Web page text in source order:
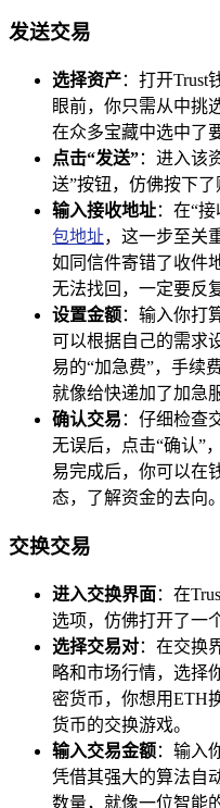
发送交易
选择资产：打开Trust
眼前，你只需从中挑
在众多宝藏中选中了
点击“发送”：进入该
送”按钮，仿佛按下了
输入接收地址：在“
包地址，这一步至关
如同信件寄错了收件
无法找回，一定要反
设置金额：输入你打
可以根据自己的需求
易的“加急费”，手续
就像给快递加了加急
确认交易 ：仔细检查
无误后，点击“确认”
易完成后，你可以在
态，了解资金的去向。
交换交易
进入交换界面：在
选项，仿佛打开了一
选择交易对：在交换
略和市场行情，选择
密货币，你想用ETH
货币的交换游戏。
输入交易金额：输入
凭借其强大的算法自
数量，就像一位智能